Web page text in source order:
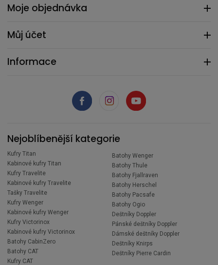
Moje objednávka
Můj účet
Informace
Nejoblíbenější kategorie
Kufry Titan
Kabinové kufry Titan
Kufry Travelite
Kabinové kufry Travelite
Tašky Travelite
Kufry Wenger
Kabinové kufry Wenger
Kufry Victorinox
Kabinové kufry Victorinox
Batohy CabinZero
Batohy CAT
Kufry CAT
Batohy Wenger
Batohy Thule
Batohy Fjallraven
Batohy Herschel
Batohy Pacsafe
Batohy Ogio
Deštníky Doppler
Pánské deštníky Doppler
Dámské deštníky Doppler
Deštníky Knirps
Deštníky Pierre Cardin